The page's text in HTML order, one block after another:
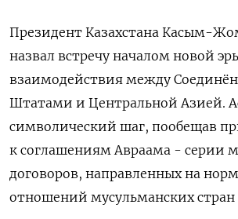
Президент Казахстана Касым-
назвал встречу началом новой
взаимодействия между
Штатами и Центральной Азией.
символический шаг, пообещав
к соглашениям Авраама - серии
договоров, направленных на
отношений мусульманских стран